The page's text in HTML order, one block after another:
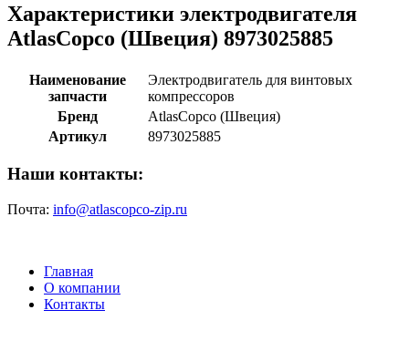
Характеристики электродвигателя
AtlasCopco (Швеция) 8973025885
Наименование
запчасти
Электродвигатель для винтовых
компрессоров
Бренд
AtlasCopco (Швеция)
Артикул
8973025885
Наши контакты:
Почта: info@atlascopco-zip.ru
Главная
О компании
Контакты